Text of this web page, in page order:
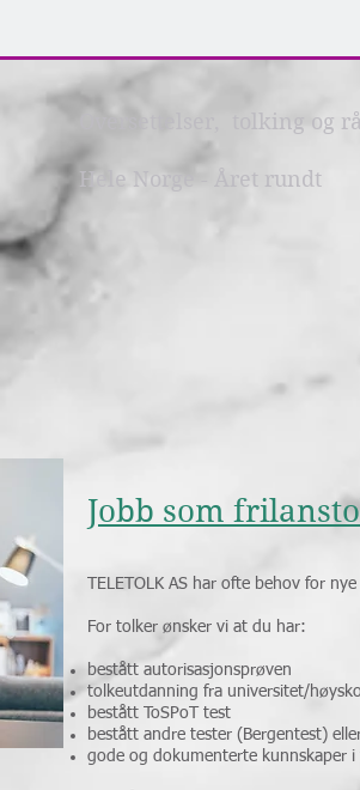
Oversettelser, tolking og
Hele Norge - Året rundt
Jobb som
TELETOLK AS har ofte behov for
For tolker ønsker vi at du har:
bestått autorisasjonsprøven
tolkeutdanning fra universitet/
bestått ToSPoT test
bestått andre tester (Bergentest)
gode og dokumenterte kunnskaper i